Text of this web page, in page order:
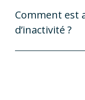
Comment est
d’inactivité ?